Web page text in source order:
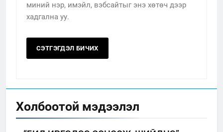
миний нэр, имэйл, вэбсайтыг энэ хөтөч дээр
хадгална уу.
Холбоотой мэдээлэл